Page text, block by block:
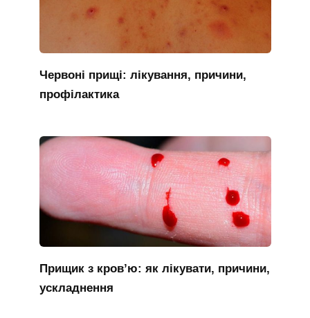
Червоні прищі: лікування, причини,
профілактика
Прищик з кров’ю: як лікувати, причини,
ускладнення